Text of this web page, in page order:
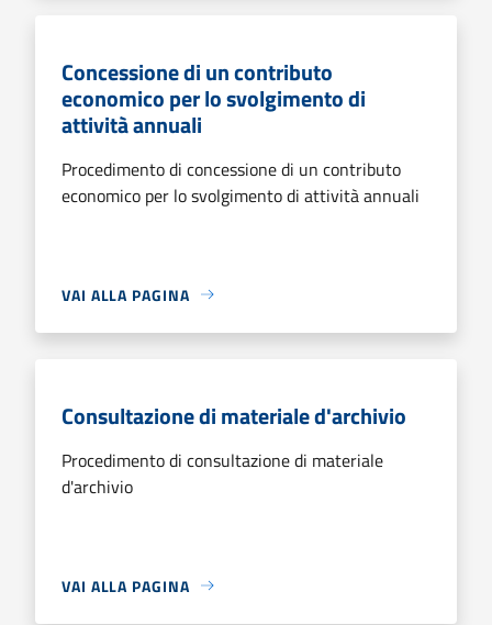
Concessione di un contributo
economico per lo svolgimento di
attività annuali
Procedimento di concessione di un contributo
economico per lo svolgimento di attività annuali
VAI ALLA PAGINA
Consultazione di materiale d'archivio
Procedimento di consultazione di materiale
d'archivio
VAI ALLA PAGINA